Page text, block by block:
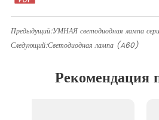
Предыдущий:УМНАЯ светодиодная лампа
Следующий:Светодиодная лампа (A60)
Рекомендация